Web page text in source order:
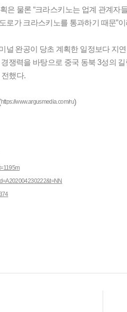
물론 “크라스키노는 업계 관계자
로가 크라스키노를 통과하기 때문”
널 완공이 당초 계획한 일정보다
쟁력을 바탕으로 중국 동북 3성의
했다.
https://www.argusmedia.com/ru)